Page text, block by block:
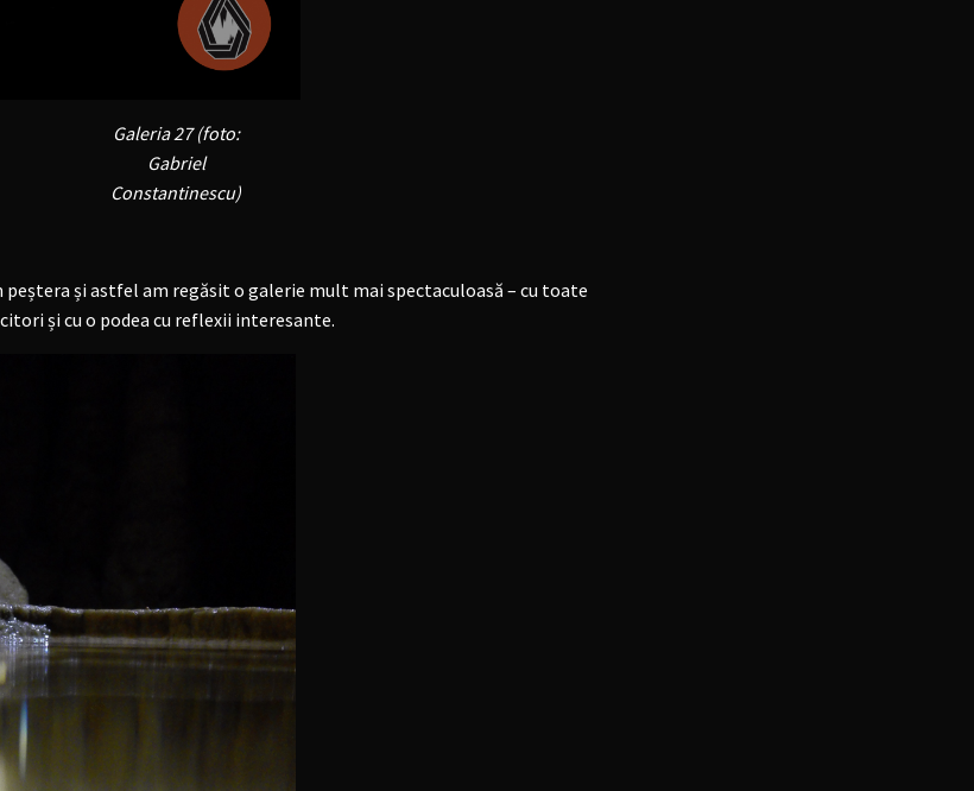
Galeria 27 (foto:
Gabriel
Constantinescu)
și astfel am regăsit o galerie mult mai spectaculoasă – cu toate
și cu o podea cu reflexii interesante.